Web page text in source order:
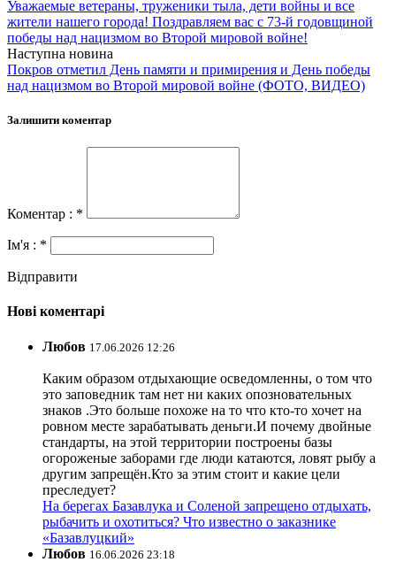
Уважаемые ветераны, труженики тыла, дети войны и все
жители нашего города! Поздравляем вас с 73-й годовщиной
победы над нацизмом во Второй мировой войне!
Наступна новина
Покров отметил День памяти и примирения и День победы
над нацизмом во Второй мировой войне (ФОТО, ВИДЕО)
Залишити коментар
Коментар : *
Ім'я : *
Відправити
Нові коментарі
Любов 17.06.2026 12:26
Каким образом отдыхающие осведомленны, о том что
это заповедник там нет ни каких опозновательных
знаков .Это больше похоже на то что кто-то хочет на
ровном месте зарабатывать деньги.И почему двойные
стандарты, на этой территории построены базы
огороженые заборами где люди катаются, ловят рыбу а
другим запрещён.Кто за этим стоит и какие цели
преследует?
На берегах Базавлука и Соленой запрещено отдыхать,
рыбачить и охотиться? Что известно о заказнике
«Базавлуцкий»
Любов 16.06.2026 23:18